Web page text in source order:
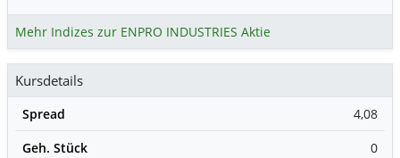
Mehr Indizes zur ENPRO INDUSTRIES Aktie
Kursdetails
Spread
4,08
Geh. Stück
0